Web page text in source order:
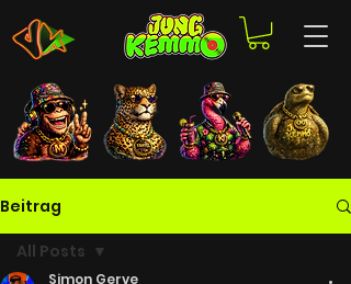
Beitrag
All Posts
Simon Gerve